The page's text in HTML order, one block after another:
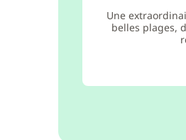
Une
belles plages,